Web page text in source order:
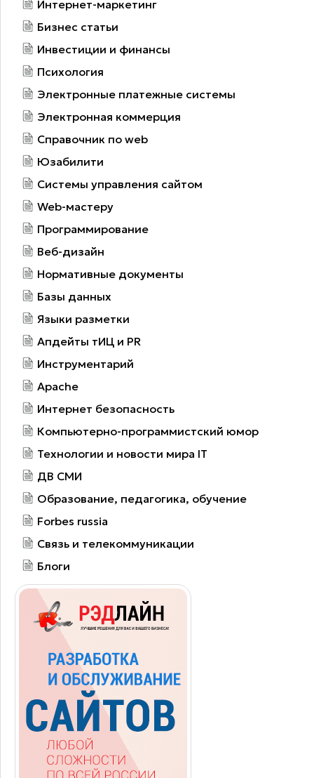
Интернет-маркетинг
Бизнес статьи
Инвестиции и финансы
Психология
Электронные платежные системы
Электронная коммерция
Справочник по web
Юзабилити
Системы управления сайтом
Web-мастеру
Программирование
Веб-дизайн
Нормативные документы
Базы данных
Языки разметки
Апдейты тИЦ и PR
Инструментарий
Apache
Интернет безопасность
Компьютерно-программистский юмор
Технологии и новости мира IT
ДВ СМИ
Образование, педагогика, обучение
Forbes russia
Связь и телекоммуникации
Блоги